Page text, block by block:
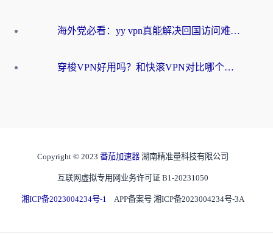
海外党必看：yy vpn真能解决回国访问难题？附云极initap测评+免费方案对比
穿梭VPN好用吗？和快滚VPN对比哪个回国效果更好？海外党选回国加速器必看指南
Copyright © 2023 番茄加速器 湖南精准量科技有限公司
互联网虚拟专用网业务许可证 B1-20231050
湘ICP备2023004234号-1 APP备案号 湘ICP备2023004234号-3A